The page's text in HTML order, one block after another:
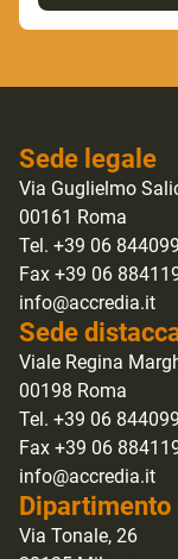
Sede legale
Via Guglielmo
00161 Roma
Tel. +39 06
Fax +39 06
info@accredia.it
Sede
Viale Regina
00198 Roma
Tel. +39 06
Fax +39 06
info@accredia.it
Dipartimento
Via Tonale, 26